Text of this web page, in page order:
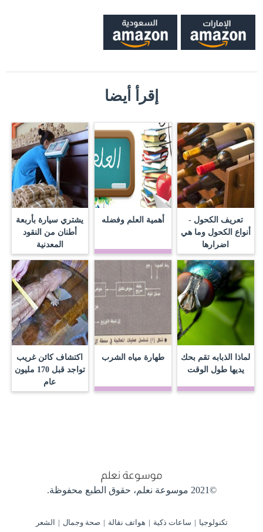
إقرأ أيضا
تعريف الكحول -
أنواع الكحول وما هي
اضرارها
أهمية العلم وفضله
يشتري سيارة بأربعة
أطنان من النقود
المعدنية
لماذا الذبابه تقم بحك
يديها طول الوقت
طهارة مياه الشرب
اكتشاف كائن غريب
تواجد قبل 170 مليون
عام
©2021 موسوعة نعلم، حقوق الطبع محفوظة.
تكنولوجيا ساعات ذكية هواتف نقالة صحة وجمال الشعر